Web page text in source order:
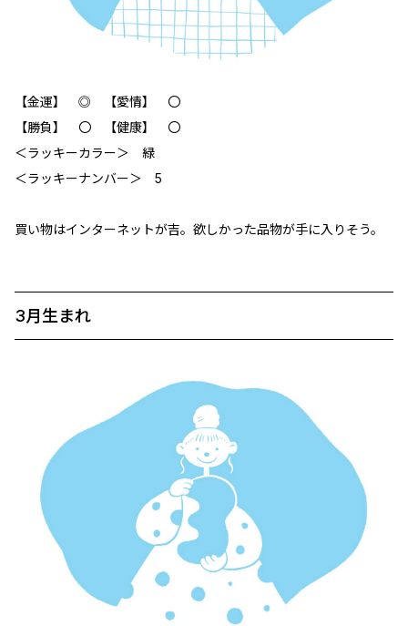
【金運】 ◎ 【愛情】 〇
【勝負】 〇 【健康】 〇
＜ラッキーカラー＞ 緑
＜ラッキーナンバー＞ 5
買い物はインターネットが吉。欲しかった品物が手に入りそう。
3月生まれ